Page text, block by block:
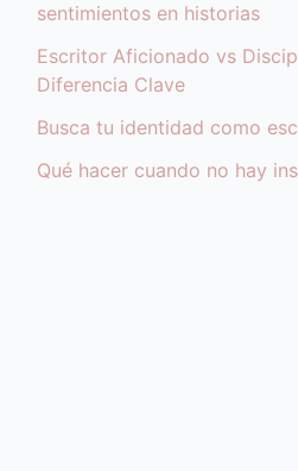
sentimientos en historias
Escritor Aficionado vs
Diferencia Clave
Busca tu identidad como
Qué hacer cuando no hay